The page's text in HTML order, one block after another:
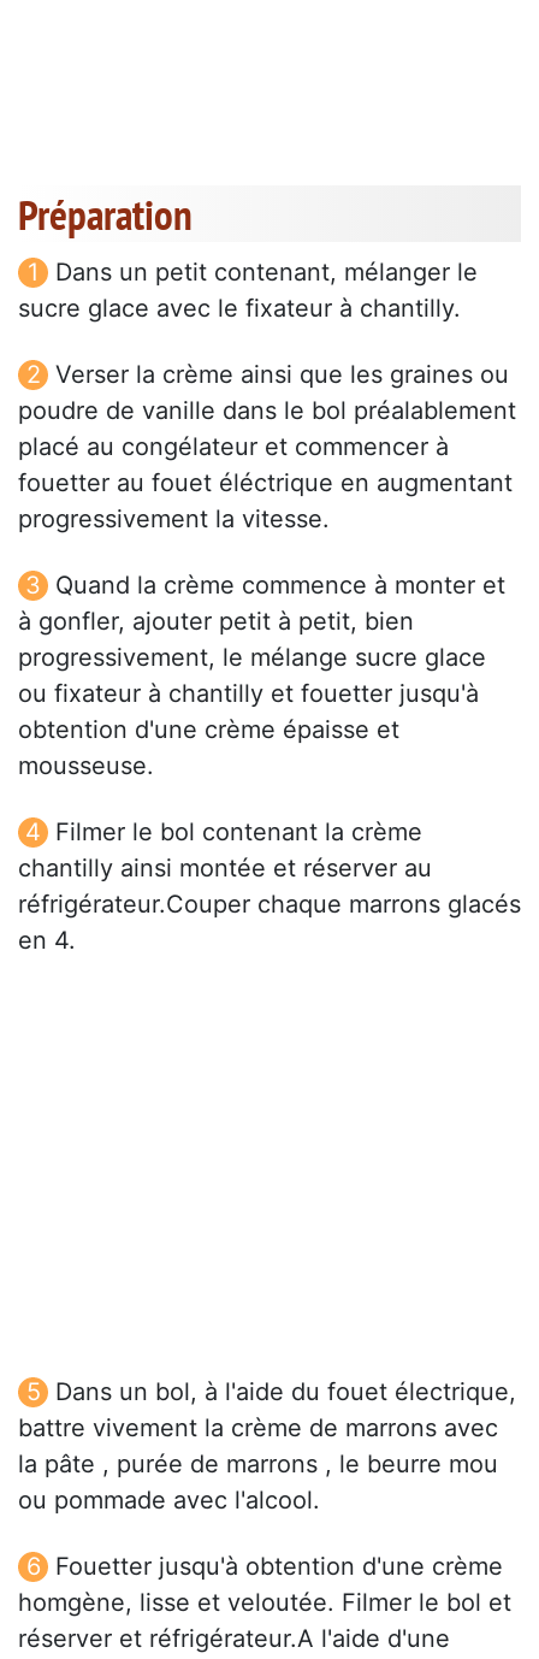
Préparation
Dans un petit contenant, mélanger le
sucre glace avec le fixateur à chantilly.
Verser la crème ainsi que les graines ou
poudre de vanille dans le bol préalablement
placé au congélateur et commencer à
fouetter au fouet éléctrique en augmentant
progressivement la vitesse.
Quand la crème commence à monter et
à gonfler, ajouter petit à petit, bien
progressivement, le mélange sucre glace
ou fixateur à chantilly et fouetter jusqu'à
obtention d'une crème épaisse et
mousseuse.
Filmer le bol contenant la crème
chantilly ainsi montée et réserver au
réfrigérateur.Couper chaque marrons glacés
en 4.
Dans un bol, à l'aide du fouet électrique,
battre vivement la crème de marrons avec
la pâte , purée de marrons , le beurre mou
ou pommade avec l'alcool.
Fouetter jusqu'à obtention d'une crème
homgène, lisse et veloutée. Filmer le bol et
réserver et réfrigérateur.A l'aide d'une